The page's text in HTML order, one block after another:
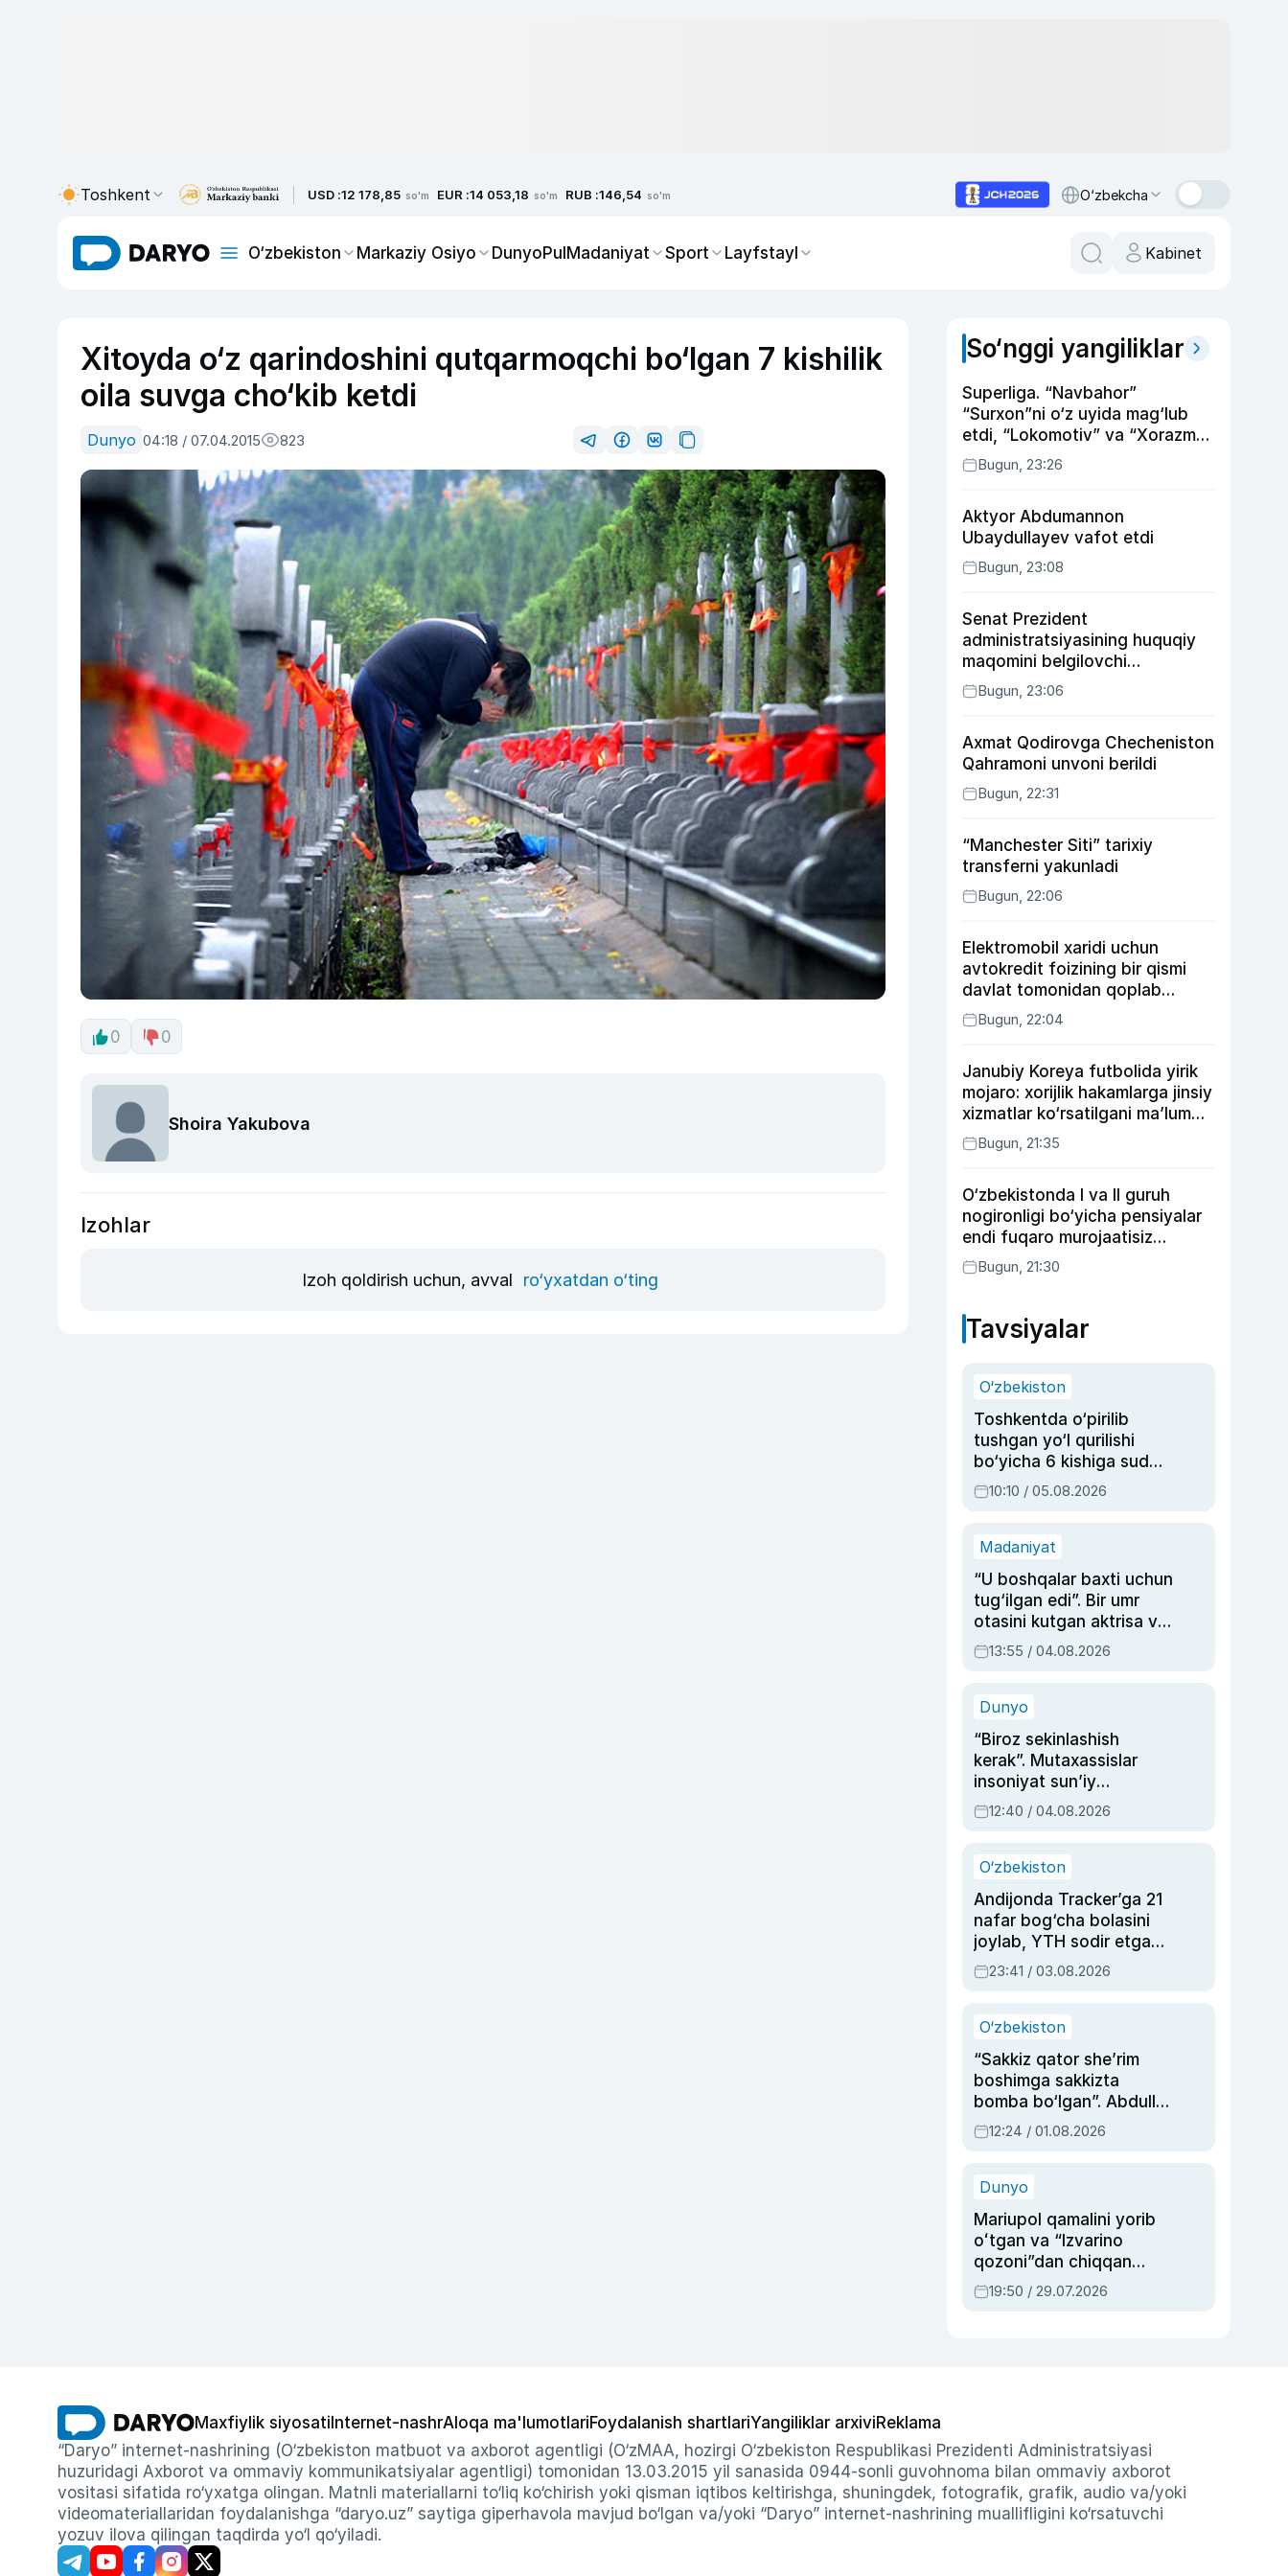
Toshkent USD :12 178,85 so'm EUR :14 053,18 so'm RUB :146,54 so'm O‘zbekcha
O‘zbekiston Markaziy Osiyo DunyoPulMadaniyat Sport Layfstayl Kabinet
Xitoyda o‘z qarindoshini qutqarmoqchi bo‘lgan 7 kishilik
oila suvga cho‘kib ketdi
Dunyo 04:18 / 07.04.2015 823
0 0
Shoira Yakubova
Izohlar
Izoh qoldirish uchun, avval ro‘yxatdan o‘ting
So‘nggi yangiliklar
Superliga. “Navbahor”
“Surxon”ni o‘z uyida mag‘lub
etdi, “Lokomotiv” va “Xorazm”
uyda g‘alaba qozondi
Bugun, 23:26
Aktyor Abdu­mannon
Ubaydullayev vafot etdi
Bugun, 23:08
Senat Prezident
administratsiyasining huquqiy
maqomini belgilovchi
konstitutsiyaviy qonunni
ma’qulladi
Bugun, 23:06
Axmat Qodirovga Checheniston
Qahramoni unvoni berildi
Bugun, 22:31
“Manchester Siti” tarixiy
transferni yakunladi
Bugun, 22:06
Elektromobil xaridi uchun
avtokredit foizining bir qismi
davlat tomonidan qoplab
berilishi mumkin
Bugun, 22:04
Janubiy Koreya futbolida yirik
mojaro: xorijlik hakamlarga jinsiy
xizmatlar ko‘rsatilgani ma’lum
qilindi
Bugun, 21:35
O‘zbekistonda I va II guruh
nogironligi bo‘yicha pensiyalar
endi fuqaro murojaatisiz
tayinlanishi mumkin
Bugun, 21:30
Tavsiyalar
O‘zbekiston
Toshkentda o‘pirilib
tushgan yo‘l qurilishi
bo‘yicha 6 kishiga sud
hukmi o‘qildi
10:10 / 05.08.2026
Madaniyat
“U boshqalar baxti uchun
tug‘ilgan edi”. Bir umr
otasini kutgan aktrisa va
dublyaj ustasi Rimma
Ahmedovaning
13:55 / 04.08.2026
Dunyo
“Biroz sekinlashish
kerak”. Mutaxassislar
insoniyat sun’iy
intellektni boshqara
olmay qolishidan xavotir
12:40 / 04.08.2026
O‘zbekiston
Andijonda Tracker’ga 21
nafar bog‘cha bolasini
joylab, YTH sodir etgan
ayolga sud hukmi o‘qildi
23:41 / 03.08.2026
O‘zbekiston
“Sakkiz qator she’rim
boshimga sakkizta
bomba bo‘lgan”. Abdulla
Oripovni siyosiy
ayblovlardan asrab
12:24 / 01.08.2026
Dunyo
Mariupol qamalini yorib
oʻtgan va “Izvarino
qozoni”dan chiqqan
qahramon — Ukraina
armiyasi bosh
19:50 / 29.07.2026
Maxfiylik siyosati Internet-nashrAloqa ma'lumotlariFoydalanish shartlariYangiliklar arxiviReklama
“Daryo” internet-nashrining (O‘zbekiston matbuot va axborot agentligi (O‘zMAA, hozirgi O‘zbekiston Respublikasi Prezidenti Administratsiyasi
huzuridagi Axborot va ommaviy kommunikatsiyalar agentligi) tomonidan 13.03.2015 yil sanasida 0944-sonli guvohnoma bilan ommaviy axborot
vositasi sifatida ro‘yxatga olingan. Matnli materiallarni to‘liq ko‘chirish yoki qisman iqtibos keltirishga, shuningdek, fotografik, grafik, audio va/yoki
videomateriallaridan foydalanishga “daryo.uz” saytiga giperhavola mavjud bo‘lgan va/yoki “Daryo” internet-nashrining muallifligini ko‘rsatuvchi
yozuv ilova qilingan taqdirda yo‘l qo‘yiladi.